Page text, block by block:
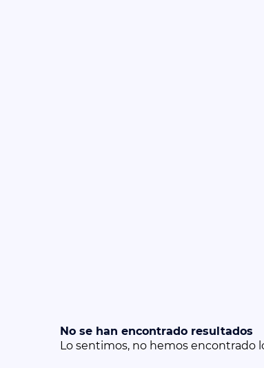
No se han encontrado resultados
Lo sentimos, no hemos encontrado